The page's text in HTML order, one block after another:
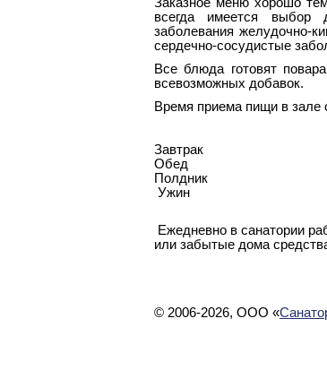
всегда имеется выбор
заболевания желудочно-
сердечно-сосудистые
Все блюда готовят
всевозможных добавок.
Время приема пищи в зале
Завтрак
Обед
Полдник
Ужин
Ежедневно в санатории
или забытые дома
© 2006-2026, ООО «